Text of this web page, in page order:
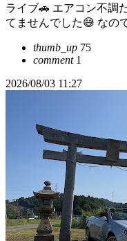
ライブ🚗 エアコン不調
てませんでした😅 なの
thumb_up 75
comment1
2026/08/03 11:27